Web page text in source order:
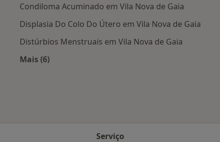
Condiloma Acuminado em Vila Nova de Gaia
Displasia Do Colo Do Útero em Vila Nova de Gaia
Distúrbios Menstruais em Vila Nova de Gaia
Mais (6)
Serviço